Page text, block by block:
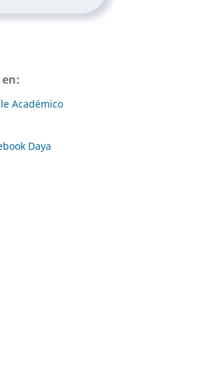
Académico
Daya